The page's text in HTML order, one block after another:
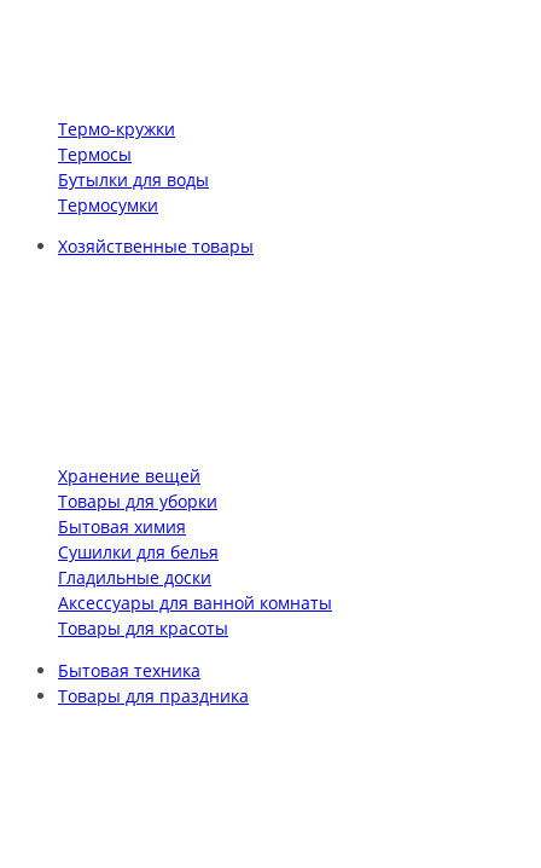
Термо-кружки
Термосы
Бутылки для воды
Термосумки
Хозяйственные товары
Хранение вещей
Товары для уборки
Бытовая химия
Сушилки для белья
Гладильные доски
Аксессуары для ванной комнаты
Товары для красоты
Бытовая техника
Товары для праздника